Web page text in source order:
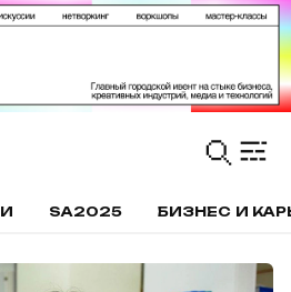
SA2025 БИЗНЕС И